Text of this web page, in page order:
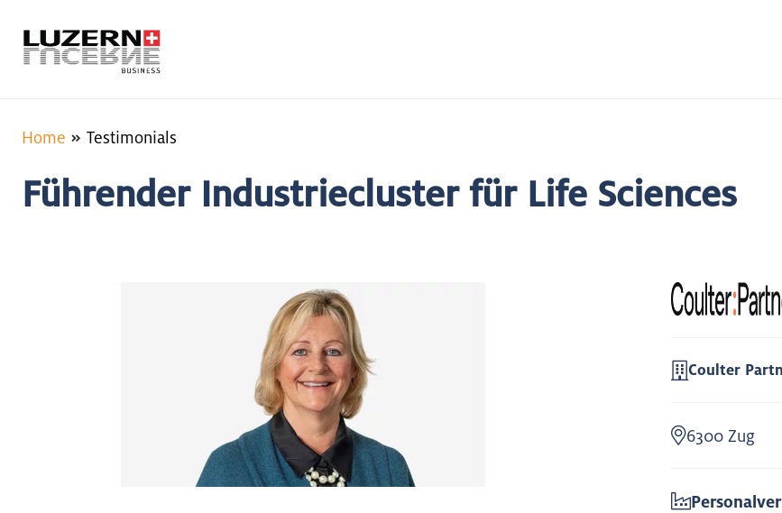
Home Testimonials
Führender Industriecluster für Life Sciences
Coulter
6300 Zug